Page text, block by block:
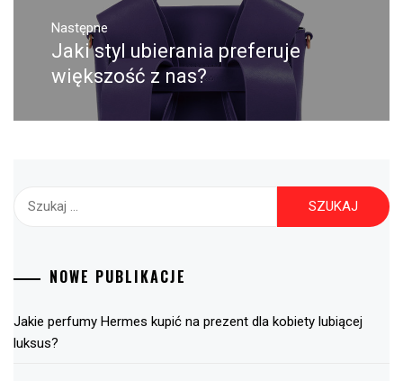
Następne
Następny
post:
Jaki styl ubierania preferuje
większość z nas?
Szukaj:
NOWE PUBLIKACJE
Jakie perfumy Hermes kupić na prezent dla kobiety lubiącej
luksus?